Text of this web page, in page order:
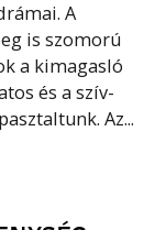
A
is szomorú
a kimagasló
és a szív-
Az...